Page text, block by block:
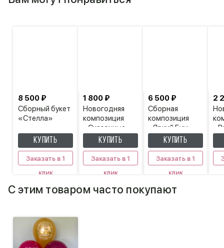
Сборный букет
«Стелла»
8 500 ₽
КУПИТЬ
Заказать в 1
клик
Новогодняя
композиция
«Сказочные
сани»
1 800 ₽
КУПИТЬ
Заказать в 1
клик
Сборная
композиция
«Яркий Бум»
6 500 ₽
КУПИТЬ
Заказать в 1
клик
в
2
С этим товаром часто покупают